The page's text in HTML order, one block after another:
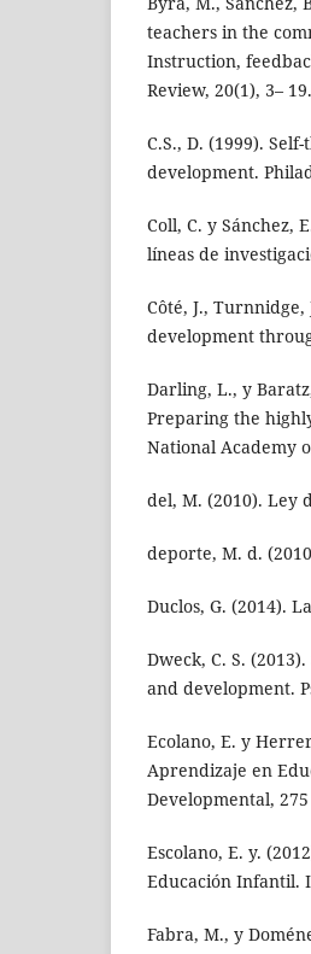
teachers in the
Instruction,
Review, 20(1), 3– 19.
C.S., D. (1999).
development.
Coll, C. y Sánchez,
líneas de
Côté, J., Turnnidge,
development
Darling, L., y
Preparing the
National Academy
del, M. (2010). Ley
deporte, M. d.
Duclos, G. (2014).
Dweck, C. S.
and development.
Ecolano, E. y
Aprendizaje en
Developmental, 275
Escolano, E. y.
Educación Infantil.
Fabra, M., y